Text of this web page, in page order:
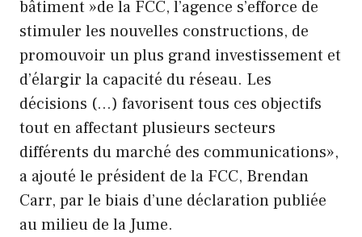
bâtiment »de la FCC, l’agence s’efforce de
stimuler les nouvelles constructions, de
promouvoir un plus grand investissement et
d’élargir la capacité du réseau. Les
décisions (…) favorisent tous ces objectifs
tout en affectant plusieurs secteurs
différents du marché des communications»,
a ajouté le président de la FCC, Brendan
Carr, par le biais d’une déclaration publiée
au milieu de la Jume.